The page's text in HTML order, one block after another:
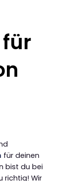
für deinen
bist du bei
richtig! Wir